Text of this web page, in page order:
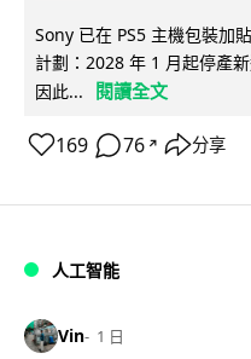
Sony 已在 PS5 主機包裝加
計劃：2028 年 1 月起停產
因此...
閱讀全文
169 76 ↗ 分享
人工智能
Vin 1 日